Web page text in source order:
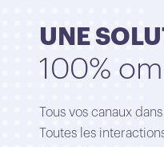
UNE
100%
Tous vos canaux
Toutes les